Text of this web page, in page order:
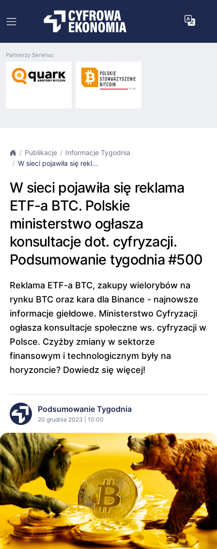
Partnerzy Serwisu:
Publikacje
Informacje Tygodnia
W sieci pojawiła się rekl...
W sieci pojawiła się reklama
ETF-a BTC. Polskie
ministerstwo ogłasza
konsultacje dot. cyfryzacji.
Podsumowanie tygodnia #500
Reklama ETF-a BTC, zakupy wielorybów na
rynku BTC oraz kara dla Binance - najnowsze
informacje giełdowe. Ministerstwo Cyfryzacji
ogłasza konsultacje społeczne ws. cyfryzacji w
Polsce. Czyżby zmiany w sektorze
finansowym i technologicznym były na
horyzoncie? Dowiedz się więcej!
Podsumowanie Tygodnia
20 grudnia 2023 | 10:00